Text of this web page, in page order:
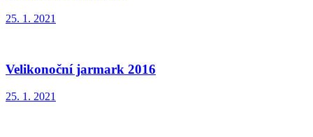
25. 1. 2021
Velikonoční jarmark 2016
25. 1. 2021